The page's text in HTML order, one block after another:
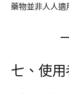
藥物並非人人適
七、使